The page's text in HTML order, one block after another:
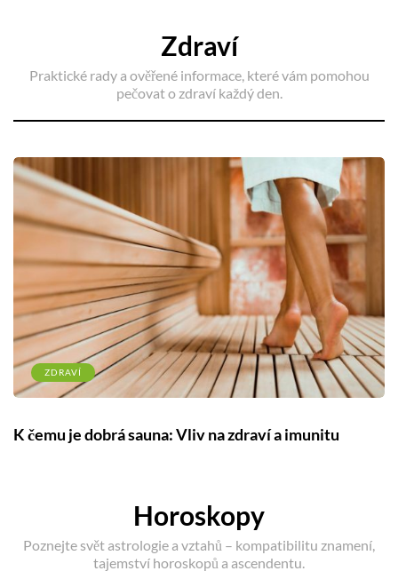
Zdraví
Praktické rady a ověřené informace, které vám pomohou
pečovat o zdraví každý den.
ZDRAVÍ
K čemu je dobrá sauna: Vliv na zdraví a imunitu
Horoskopy
Poznejte svět astrologie a vztahů – kompatibilitu znamení,
tajemství horoskopů a ascendentu.